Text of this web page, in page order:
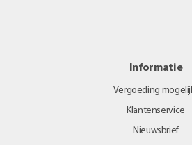
Informatie
Vergoeding
Klantenservice
Nieuwsbrief